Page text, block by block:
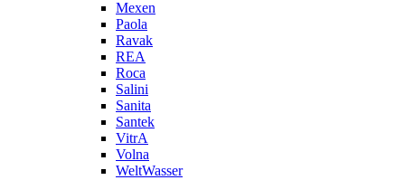
Mexen
Paola
Ravak
REA
Roca
Salini
Sanita
Santek
VitrA
Volna
WeltWasser